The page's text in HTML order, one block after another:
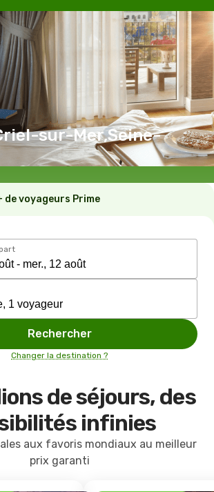
de voyageurs Prime
Rechercher
Changer la destination ?
de séjours, des
infinies
aux favoris mondiaux au meilleur
prix garanti